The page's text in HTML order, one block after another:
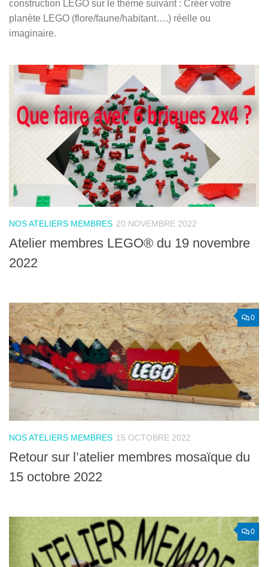
construction LEGO sur le thème suivant : Créer votre
planète LEGO (flore/faune/habitant….) réelle ou
imaginaire.
NOS ATELIERS MEMBRES 20 NOVEMBRE 2022
Atelier membres LEGO® du 19 novembre
2022
0
NOS ATELIERS MEMBRES 15 OCTOBRE 2022
Retour sur l’atelier membres mosaïque du
15 octobre 2022
0